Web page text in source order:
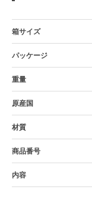
箱サイズ
パッケージ
重量
原産国
材質
商品番号
内容